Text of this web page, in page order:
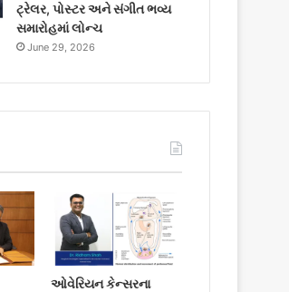
ટ્રેલર, પોસ્ટર અને સંગીત ભવ્ય
સમારોહમાં લોન્ચ
June 29, 2026
ઓવેરિયન કેન્સરના